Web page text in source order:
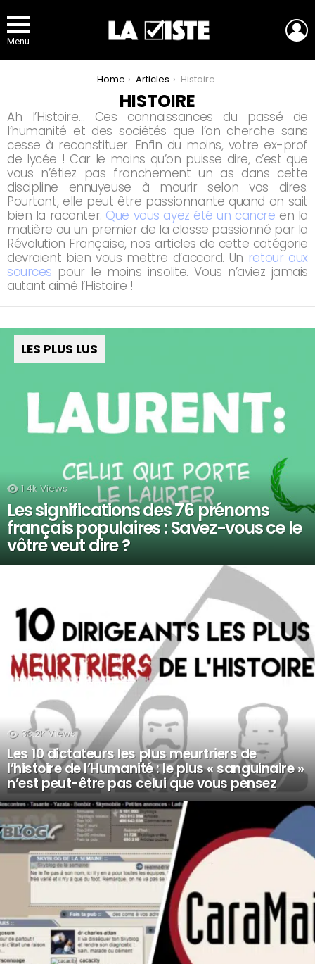
Menu
Home Articles Histoire
HISTOIRE
Ah l’Histoire… Ces connaissances du passé de
l’humanité et des sociétés que l’on cherche sans
cesse à reconstituer. Enfin du moins, votre ex-prof
de lycée ! Car le moins qu’on puisse dire, c’est que
vous n’étiez pas franchement un as dans cette
discipline ennuyeuse à mourir selon vos dires.
Pourtant, elle peut être passionnante quand on sait
bien la raconter. Que vous ayez été un cancre en la
matière ou un premier de la classe passionné par la
Révolution Française, nos articles de cette catégorie
devraient bien vous mettre d’accord. Un retour aux
sources pour le moins insolite. Vous n’aviez jamais
autant aimé l’Histoire !
LES PLUS LUS
1.4k Views
Les significations des 76 prénoms
français populaires : Savez-vous ce le
vôtre veut dire ?
33.2k Views
Les 10 dictateurs les plus meurtriers de
l’histoire de l’Humanité : le plus « sanguinaire »
n’est peut-être pas celui que vous pensez